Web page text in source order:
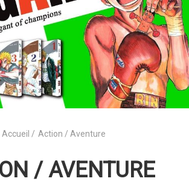
Accueil Action / Aventure
/ AVENTURE